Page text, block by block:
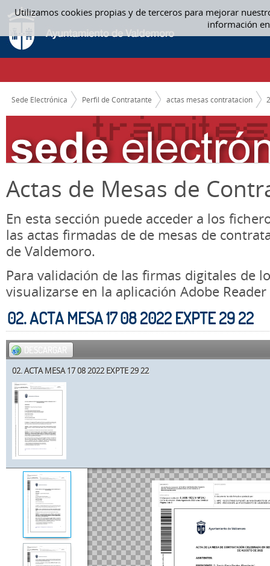
Utilizamos cookies propias y de terceros para mejorar
información
Saltar al contenido
ACTAS MESAS CONTRATACION
CAMINO DE MIGAS
Sede Electrónica Perfil de Contratante actas mesas contratacion
Actas de Mesas de
En esta sección puede acceder a los
las actas firmadas de de mesas de
de Valdemoro.
Para validación de las firmas digitales de
visualizarse en la aplicación Adobe Reader
02. ACTA MESA 17 08 2022 EXPTE 29 22
DESCARGAR
02. ACTA MESA 17 08 2022 EXPTE 29 22